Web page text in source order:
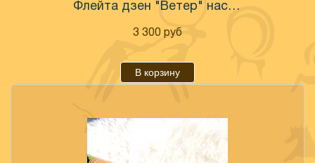
Флейта дзен "Ветер" настроенная
3 300 руб
В корзину